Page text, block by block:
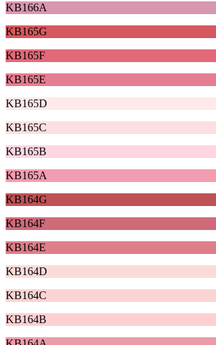
KB166A
KB165G
KB165F
KB165E
KB165D
KB165C
KB165B
KB165A
KB164G
KB164F
KB164E
KB164D
KB164C
KB164B